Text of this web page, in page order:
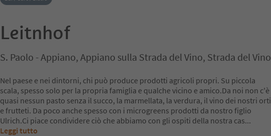
Leitnhof
S. Paolo - Appiano, Appiano sulla Strada del Vino, Strada del Vino
Nel paese e nei dintorni, chi può produce prodotti agricoli propri. Su piccola
scala, spesso solo per la propria famiglia e qualche vicino e amico.Da noi non c'è
quasi nessun pasto senza il succo, la marmellata, la verdura, il vino dei nostri orti
e frutteti. Da poco anche spesso con i microgreens prodotti da nostro figlio
Ulrich.Ci piace condividere ciò che abbiamo con gli ospiti della nostra cas...
Leggi tutto